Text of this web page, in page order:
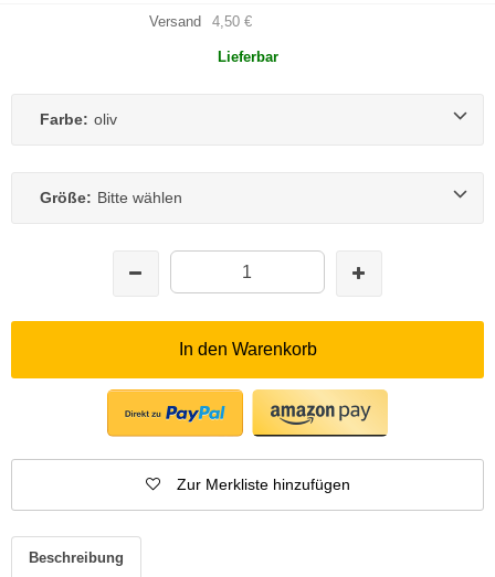
Versand 4,50 €
Lieferbar
Farbe: oliv
Größe: Bitte wählen
In den Warenkorb
Zur Merkliste hinzufügen
Beschreibung